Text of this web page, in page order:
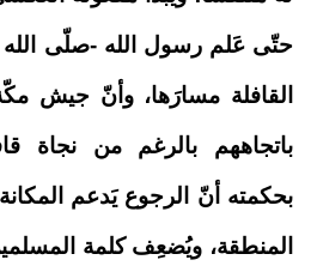
حتّى عَلم رسول الله -صلّى الله
القافلة مسارَها، وأنّ جيش
باتجاههم بالرغم من نجاة
بحكمته أنّ الرجوع يَدعم
المنطقة، ويُضعِف كلمة